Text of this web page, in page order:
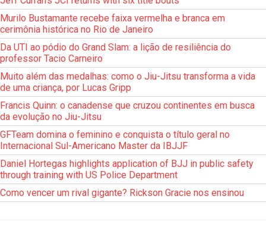
Murilo Bustamante recebe faixa vermelha e branca em
cerimônia histórica no Rio de Janeiro
Da UTI ao pódio do Grand Slam: a lição de resiliência do
professor Tacio Carneiro
Muito além das medalhas: como o Jiu-Jitsu transforma a vida
de uma criança, por Lucas Gripp
Francis Quinn: o canadense que cruzou continentes em busca
da evolução no Jiu-Jitsu
GFTeam domina o feminino e conquista o título geral no
Internacional Sul-Americano Master da IBJJF
Daniel Hortegas highlights application of BJJ in public safety
through training with US Police Department
Como vencer um rival gigante? Rickson Gracie nos ensinou